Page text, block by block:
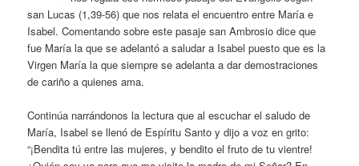
san Lucas (1,39-56) que nos relata el encuentro entre María e
Isabel. Comentando sobre este pasaje san Ambrosio dice que
fue María la que se adelantó a saludar a Isabel puesto que es la
Virgen María la que siempre se adelanta a dar demostraciones
de cariño a quienes ama.
Continúa narrándonos la lectura que al escuchar el saludo de
María, Isabel se llenó de Espíritu Santo y dijo a voz en grito:
“¡Bendita tú entre las mujeres, y bendito el fruto de tu vientre!